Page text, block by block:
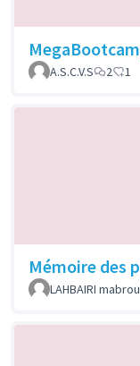
A.S.C.V.S
2 1
Mémoire des
LAHBAIRI